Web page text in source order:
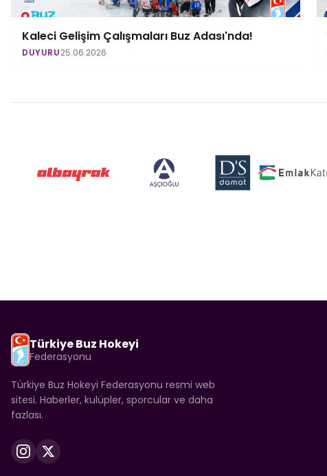
Kaleci Gelişim Çalışmaları Buz Adası'nda!
DUYURU25.06.2026
Türkiye Buz Hokeyi
Federasyonu
Türkiye Buz Hokeyi Federasyonu resmi web
sitesi. Haberler, kulüpler, sporcular ve daha
fazlası.